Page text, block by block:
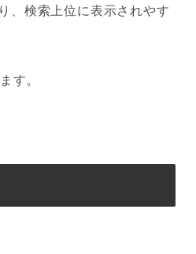
、検索上位に表示されやす
す。